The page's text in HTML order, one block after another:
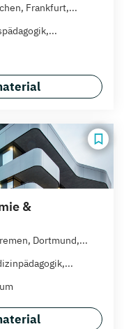
Frankfurt,...
&
Dortmund,...